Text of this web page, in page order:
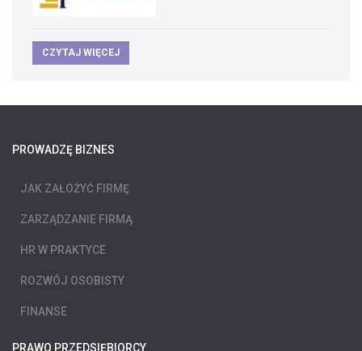
CZYTAJ WIĘCEJ
PROWADZĘ BIZNES
JAK ZAŁOŻYĆ FIRMĘ
ZARZĄDZANIE FIRMĄ
HR W PRAKTYCE
ROZWÓJ OSOBISTY
FINANSE
PRAWO PRZEDSIĘBIORCY